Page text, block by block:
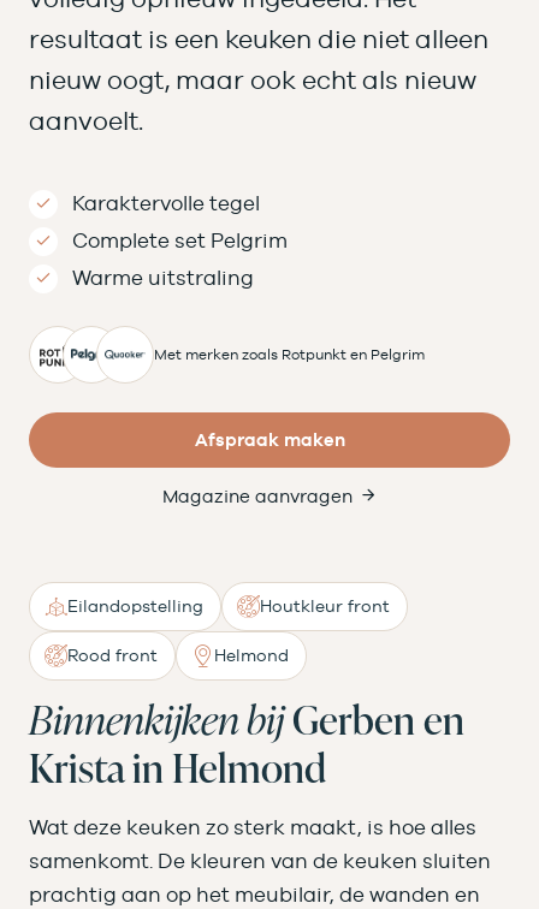
resultaat is een keuken die niet alleen
nieuw oogt, maar ook echt als nieuw
aanvoelt.
Karaktervolle tegel
Complete set Pelgrim
Warme uitstraling
Met merken zoals Rotpunkt en Pelgrim
Afspraak maken
Magazine aanvragen
Eilandopstelling Houtkleur front
Rood front Helmond
Binnenkijken bijGerben en
Krista in Helmond
Wat deze keuken zo sterk maakt, is hoe alles
samenkomt. De kleuren van de keuken sluiten
prachtig aan op het meubilair, de wanden en